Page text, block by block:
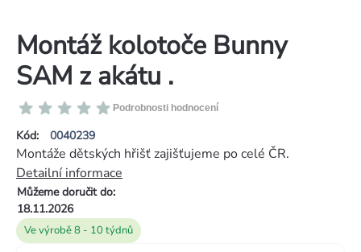
Montáž kolotoče Bunny
SAM z akátu .
Kód: 0040239
Průměrné
hodnocení
produktu
je
0,0
z
5
hvězdiček.
Podrobnosti hodnocení
Ve výrobě 8 - 10 týdnů
Můžeme doručit do:
18.11.2026
Montáže dětských hřišť zajišťujeme po celé ČR.
Detailní informace